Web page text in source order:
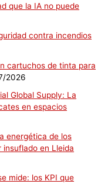
que la IA no puede
contra incendios
cartuchos de tinta para
2026
Global Supply: La
en espacios
energética de los
insuflado en Lleida
mide: los KPI que